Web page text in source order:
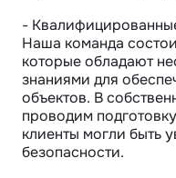
-
Наша команда
которые обладают
знаниями для
объектов. В
проводим
клиенты могли быть
безопасности.